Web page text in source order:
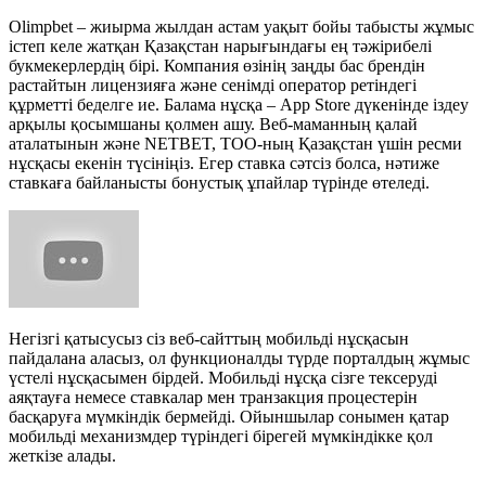
Olimpbet – жиырма жылдан астам уақыт бойы табысты жұмыс
істеп келе жатқан Қазақстан нарығындағы ең тәжірибелі
букмекерлердің бірі. Компания өзінің заңды бас брендін
растайтын лицензияға және сенімді оператор ретіндегі
құрметті беделге ие. Балама нұсқа – App Store дүкенінде іздеу
арқылы қосымшаны қолмен ашу. Веб-маманның қалай
аталатынын және NETBET, TOO-ның Қазақстан үшін ресми
нұсқасы екенін түсініңіз. Егер ставка сәтсіз болса, нәтиже
ставкаға байланысты бонустық ұпайлар түрінде өтеледі.
Негізгі қатысусыз сіз веб-сайттың мобильді нұсқасын
пайдалана аласыз, ол функционалды түрде порталдың жұмыс
үстелі нұсқасымен бірдей. Мобильді нұсқа сізге тексеруді
аяқтауға немесе ставкалар мен транзакция процестерін
басқаруға мүмкіндік бермейді. Ойыншылар сонымен қатар
мобильді механизмдер түріндегі бірегей мүмкіндікке қол
жеткізе алады.